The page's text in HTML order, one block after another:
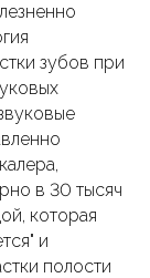
зубов при
в 30 тысяч
которая
и
полости